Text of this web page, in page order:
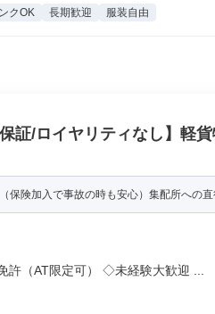
クOK 長期歓迎 服装自由
証/ロイヤリティなし】軽
保険加入で事故の時も安心）集配所への直
（AT限定可） ◇未経験大歓迎 ...